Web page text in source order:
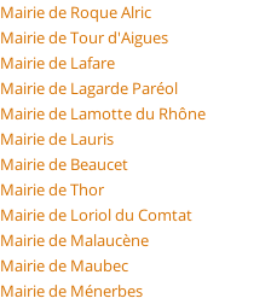
Mairie de Roque Alric
Mairie de Tour d'Aigues
Mairie de Lafare
Mairie de Lagarde Paréol
Mairie de Lamotte du Rhône
Mairie de Lauris
Mairie de Beaucet
Mairie de Thor
Mairie de Loriol du Comtat
Mairie de Malaucène
Mairie de Maubec
Mairie de Ménerbes